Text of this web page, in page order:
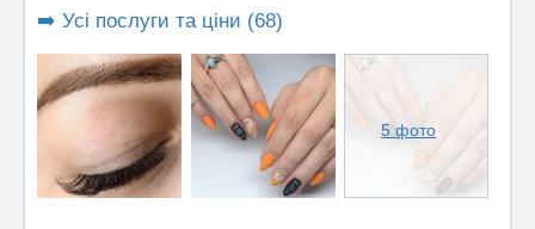
➡️ Усі послуги та ціни (68)
5 фото